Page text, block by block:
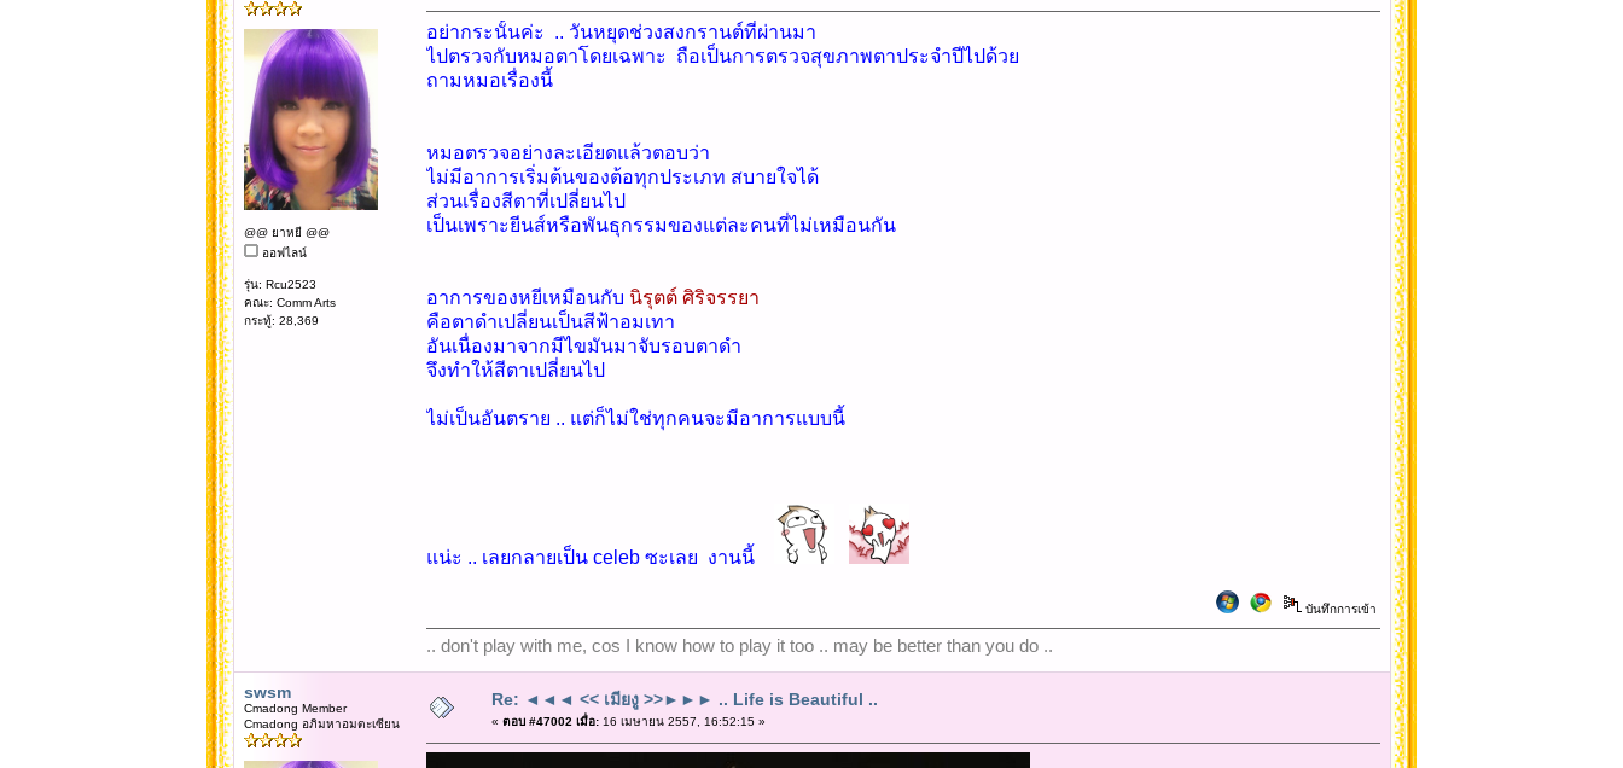
@@ ยาหยี @@
ออฟไลน์
รุ่น: Rcu2523
คณะ: Comm Arts
กระทู้: 28,369
อย่ากระนั้นค่ะ .. วันหยุดช่วงสงกรานต์ที่ผ่านมา
ไปตรวจกับหมอตาโดยเฉพาะ ถือเป็นการตรวจสุขภาพตาประจำปีไปด้วย
ถามหมอเรื่องนี้
หมอตรวจอย่างละเอียดแล้วตอบว่า
ไม่มีอาการเริ่มต้นของต้อทุกประเภท สบายใจได้
ส่วนเรื่องสีตาที่เปลี่ยนไป
เป็นเพราะยีนส์หรือพันธุกรรมของแต่ละคนที่ไม่เหมือนกัน
อาการของหยีเหมือนกับ นิรุตต์ ศิริจรรยา
คือตาดำเปลี่ยนเป็นสีฟ้าอมเทา
อันเนื่องมาจากมีไขมันมาจับรอบตาดำ
จึงทำให้สีตาเปลี่ยนไป
ไม่เป็นอันตราย .. แต่ก็ไม่ใช่ทุกคนจะมีอาการแบบนี้
แน่ะ .. เลยกลายเป็น celeb ซะเลย งานนี้
บันทึกการเข้า
.. don't play with me, cos I know how to play it too .. may be better than you do ..
swsm
Cmadong Member
Cmadong อภิมหาอมตะเซียน
Re: ◄◄◄ << เมียงู >>►►► .. Life is Beautiful ..
« ตอบ #47002 เมื่อ:16 เมษายน 2557, 16:52:15 »